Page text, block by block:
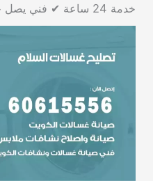
خدمة 24 ساعة ✔ فني يصل خلال 30 دقيقة…